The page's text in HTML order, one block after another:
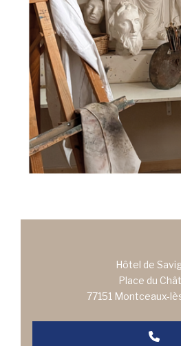
Hôtel de
Place du
77151 Montceaux-